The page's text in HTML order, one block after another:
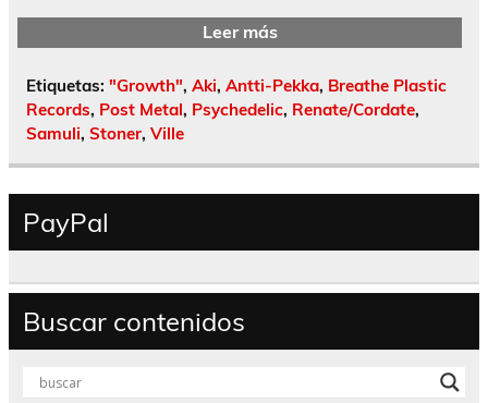
Leer más
Etiquetas: "Growth", Aki, Antti-Pekka, Breathe Plastic
Records, Post Metal, Psychedelic, Renate/Cordate,
Samuli, Stoner, Ville
PayPal
Buscar contenidos